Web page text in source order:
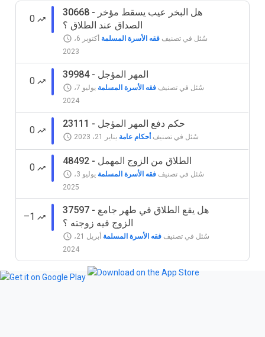
0
30668 - هل البخر عيب يسقط مؤخر
الصداق عند الطلاق ؟
سُئل في تصنيف فقه الأسرة المسلمة
أكتوبر 6،
2023
0
39984 - المهر المؤجل
سُئل في تصنيف فقه الأسرة المسلمة
يوليو 7،
2024
0
23111 - حكم دفع المهر المؤجل
سُئل في تصنيف أحكام عامة يناير 21، 2023
0
48492 - الطلاق من الزوج المهمل
سُئل في تصنيف فقه الأسرة المسلمة
يوليو 3،
2025
–1
37597 - هل يقع الطلاق في طهر جامع
الزوج فيه زوجته ؟
سُئل في تصنيف فقه الأسرة المسلمة
أبريل 21،
2024